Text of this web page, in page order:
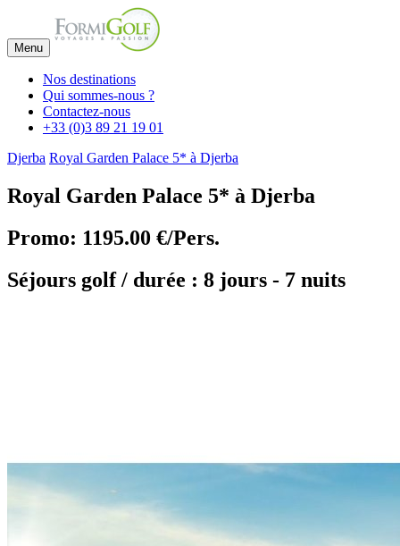
Menu
Nos destinations
Qui sommes-nous ?
Contactez-nous
+33 (0)3 89 21 19 01
Djerba Royal Garden Palace 5* à Djerba
Royal Garden Palace 5* à Djerba
Promo: 1195.00 €/Pers.
Séjours golf / durée : 8 jours - 7 nuits